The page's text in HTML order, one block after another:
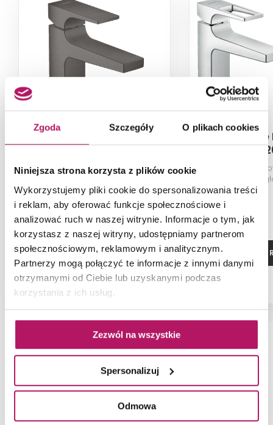
Zgoda Szczegóły O plikach cookies
Niniejsza strona korzysta z plików cookie
Wykorzystujemy pliki cookie do spersonalizowania treści
i reklam, aby oferować funkcje społecznościowe i
analizować ruch w naszej witrynie. Informacje o tym, jak
korzystasz z naszej witryny, udostępniamy partnerom
społecznościowym, reklamowym i analitycznym.
Partnerzy mogą połączyć te informacje z innymi danymi
otrzymanymi od Ciebie lub uzyskanymi podczas
korzystania z ich usług.
Zezwól na wszystkie
Spersonalizuj
Odmowa
Hansgrohe Metropol
32500340
Jednouchwytowa bateria
umywalkowa z kpl. odpływowym
Push-Open, czarny chrom
szczotkowany
ZOBACZ PRODUKT
umywalkowa z
wężem 160
ZOBACZ
NAJNOWSZE ARTYKUŁY